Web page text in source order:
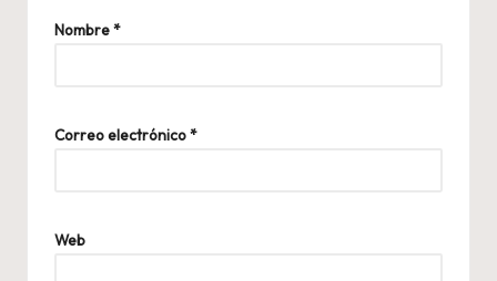
Nombre*
Correo electrónico*
Web